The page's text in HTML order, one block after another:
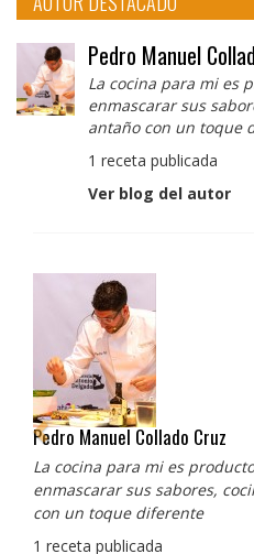
Pedro Manuel
La cocina para mi es
enmascarar sus
antaño con un toque
1 receta publicada
Ver blog del autor
Pedro Manuel Collado Cruz
La cocina para mi es
enmascarar sus sabores,
con un toque diferente
1 receta publicada